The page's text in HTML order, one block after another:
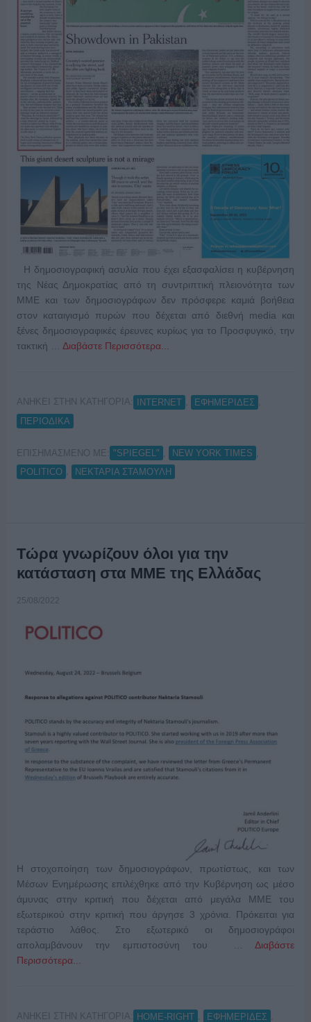
Η δημοσιογραφική ασυλία που έχει εξασφαλίσει η κυβέρνηση
της Νέας Δημοκρατίας από τη συντριπτική πλειονότητα των
ΜΜΕ και των δημοσιογράφων δεν πρόσφερε καμιά βοήθεια
στον καταιγισμό πυρών που δέχεται από διεθνή media και
ξένες δημοσιογραφικές έρευνες κυρίως για το Προσφυγικό, την
τακτική … Διαβάστε Περισσότερα...
ΑΝΗΚΕΙ ΣΤΗΝ ΚΑΤΗΓΟΡΙΑ: INTERNET ΕΦΗΜΕΡΙΔΕΣ
ΠΕΡΙΟΔΙΚΑ
ΕΠΙΣΗΜΑΣΜΕΝΟ ΜΕ: "SPIEGEL" NEW YORK TIMES
POLITICO
ΝΕΚΤΑΡΙΑ ΣΤΑΜΟΥΛΗ
Τώρα γνωρίζουν όλοι για την
κατάσταση στα ΜΜΕ της Ελλάδας
25/08/2022
Η στοχοποίηση των δημοσιογράφων, πρωτίστως, και των
Μέσων Ενημέρωσης επιλέχθηκε από την Κυβέρνηση ως μέσο
άμυνας στην κριτική που δέχεται από μεγάλα ΜΜΕ του
εξωτερικού στην κριτική που άργησε 3 χρόνια. Πρόκειται για
τεράστιο λάθος. Στο εξωτερικό οι δημοσιογράφοι
απολαμβάνουν την εμπιστοσύνη του …Διαβάστε
Περισσότερα...
ΑΝΗΚΕΙ ΣΤΗΝ ΚΑΤΗΓΟΡΙΑ: HOME-RIGHT ΕΦΗΜΕΡΙΔΕΣ